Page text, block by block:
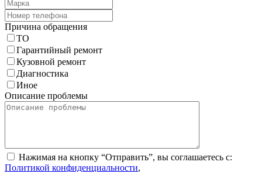
Причина обращения
ТО
Гарантийный ремонт
Кузовной ремонт
Диагностика
Иное
Описание проблемы
Нажимая на кнопку “Отправить”, вы соглашаетесь с:
Политикой конфиденциальности,